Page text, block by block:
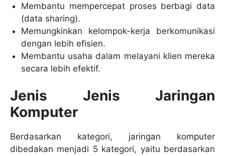
Membantu mempercepat proses berbagi data
(data sharing).
Memungkinkan kelompok-kerja berkomunikasi
dengan lebih efisien.
Membantu usaha dalam melayani klien mereka
secara lebih efektif.
Jenis Jenis Jaringan
Komputer
Berdasarkan kategori, jaringan komputer
dibedakan menjadi 5 kategori, yaitu berdasarkan